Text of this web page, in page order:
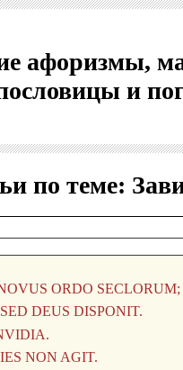
афоризмы,
и
по теме: